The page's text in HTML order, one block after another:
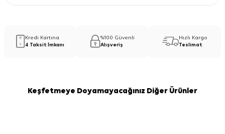
Kredi Kartına
4 Taksit İmkanı
%100 Güvenli
Alışveriş
Hızlı Kargo
Teslimat
Keşfetmeye Doyamayacağınız Diğer Ürünler